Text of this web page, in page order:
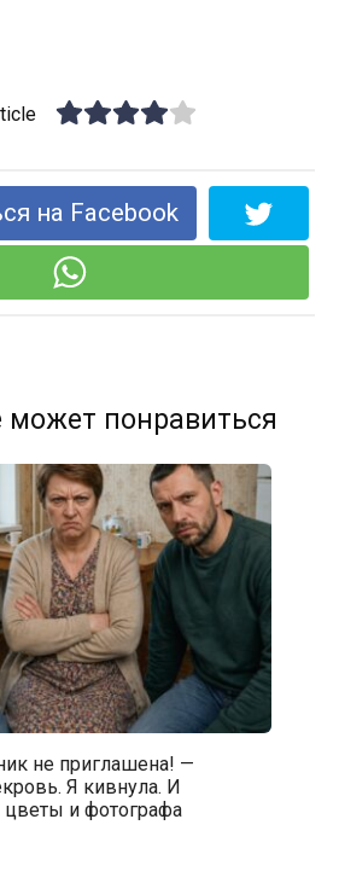
на Facebook
понравиться
не приглашена! —
Я кивнула. И
цветы и фотографа